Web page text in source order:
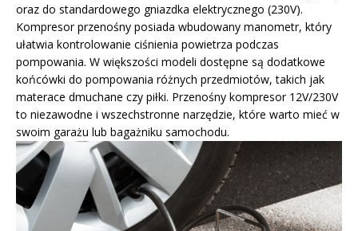
oraz do standardowego gniazdka elektrycznego (230V).
Kompresor przenośny posiada wbudowany manometr, który
ułatwia kontrolowanie ciśnienia powietrza podczas
pompowania. W większości modeli dostępne są dodatkowe
końcówki do pompowania różnych przedmiotów, takich jak
materace dmuchane czy piłki. Przenośny kompresor 12V/230V
to niezawodne i wszechstronne narzędzie, które warto mieć w
swoim garażu lub bagażniku samochodu.